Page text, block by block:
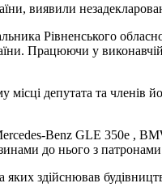
виявили
Рівненського
Працюючи у
депутата та членів
Benz GLE 350e ,
до нього з
здійснював